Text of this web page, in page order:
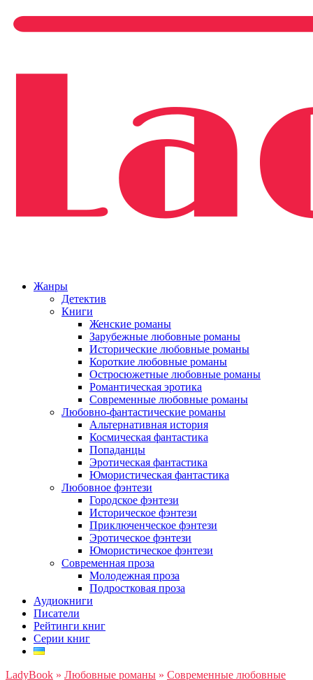
Жанры
Детектив
Книги
Женские романы
Зарубежные любовные романы
Исторические любовные романы
Короткие любовные романы
Остросюжетные любовные романы
Романтическая эротика
Современные любовные романы
Любовно-фантастические романы
Альтернативная история
Космическая фантастика
Попаданцы
Эротическая фантастика
Юмористическая фантастика
Любовное фэнтези
Городское фэнтези
Историческое фэнтези
Приключенческое фэнтези
Эротическое фэнтези
Юмористическое фэнтези
Современная проза
Молодежная проза
Подростковая проза
Аудиокниги
Писатели
Рейтинги книг
Серии книг
LadyBook » Любовные романы » Современные любовные